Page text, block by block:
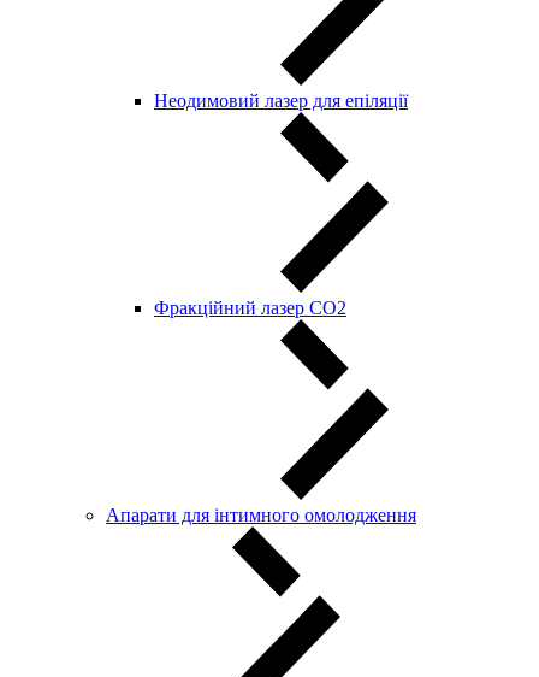
Неодимовий лазер для епіляції
Фракційний лазер СО2
Апарати для інтимного омолодження